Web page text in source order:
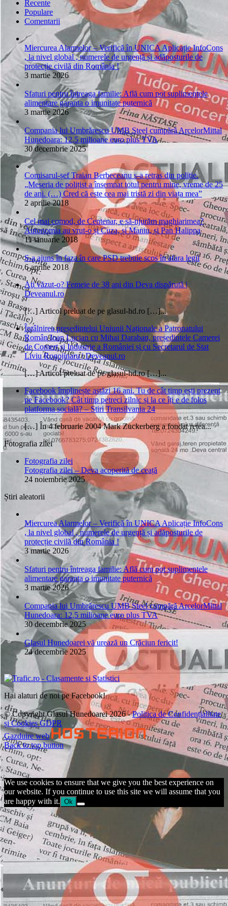
Recente
Populare
Comentarii
Miercurea Alarmelor – Verifică în UNICA Aplicație InfoCons
, la nivel global , numerele de urgență și adăposturile de
protecție civilă din România !
3 martie 2026
Sfaturi pentru întreaga familie: Află cum pot suplimentele
alimentare garanta o imunitate puternică
3 martie 2026
Compania lui Umbrărescu UMB Steel cumpără ArcelorMittal
Hunedoara: 12,5 milioane euro plus TVA
30 decembrie 2025
Comisarul-șef Traian Berbeceanu s-a retras din poliție.
„Meseria de polițist a însemnat totul pentru mine, vreme de 25
de ani. (…) Cred că este cea mai tristă zi din viața mea”
2 aprilie 2018
Cel mai comod, de Centenar, e să-njurăm maghiarimea?
Autonomia au vrut-o și Cuza, și Maniu, și Pan Halippa
11 ianuarie 2018
S-a ajuns în faza în care PSD trebuie scos în afara legii
6 aprilie 2018
Aţi văzut-o? Femeie de 38 ani din Deva dispărută |
Deveanul.ro
[…] Articol preluat de pe glasul-hd.ro […]...
Întâlnirea președintelui Uniunii Naționale a Patronatului
Român Ioan Lucian cu Mihai Daraban, președintele Camerei
de Comerț și Industrie a României și cu Secretarul de Stat
Liviu Rogojinaru | Deveanul.ro
[…] Articol preluat de pe glasul-hd.ro […]...
Facebook împlinește astăzi 16 ani. Tu de cât timp ești prezent
pe Facebook? Cât timp petreci zilnic și la ce îți e de folos
platforma socială? – Stiri Transilvania 24
[…] În 4 februarie 2004 Mark Zuckerberg a fondat rețea...
Fotografia zilei
Fotografia zilei
Fotografia zilei – Deva acoperită de ceață
24 noiembrie 2025
Știri aleatorii
Miercurea Alarmelor – Verifică în UNICA Aplicație InfoCons
, la nivel global , numerele de urgență și adăposturile de
protecție civilă din România !
3 martie 2026
Sfaturi pentru întreaga familie: Află cum pot suplimentele
alimentare garanta o imunitate puternică
3 martie 2026
Compania lui Umbrărescu UMB Steel cumpără ArcelorMittal
Hunedoara: 12,5 milioane euro plus TVA
30 decembrie 2025
Glasul Hunedoarei vă urează un Crăciun fericit!
24 decembrie 2025
Hai alaturi de noi pe Facebook!
© Copyright Glasul Hunedoarei 2026 -Politica de Confidențialitate
și Cookies GDPR
Gazduire web
Back to top button
We use cookies to ensure that we give you the best experience on
our website. If you continue to use this site we will assume that you
are happy with it. Ok